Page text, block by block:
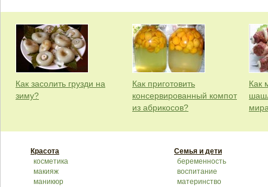
Как засолить грузди на
зиму?
Как приготовить
консервированный компот
из абрикосов?
Как
Красота
косметика
макияж
маникюр
Семья и дети
беременность
воспитание
материнство